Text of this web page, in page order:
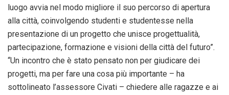
luogo avvia nel modo migliore il suo percorso di apertura
alla città, coinvolgendo studenti e studentesse nella
presentazione di un progetto che unisce progettualità,
partecipazione, formazione e visioni della città del futuro”.
“Un incontro che è stato pensato non per giudicare dei
progetti, ma per fare una cosa più importante – ha
sottolineato l’assessore Civati – chiedere alle ragazze e ai